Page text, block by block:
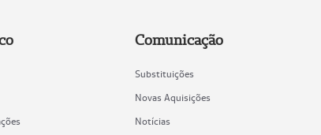
Comunicação
Substituições
Novas Aquisições
Notícias